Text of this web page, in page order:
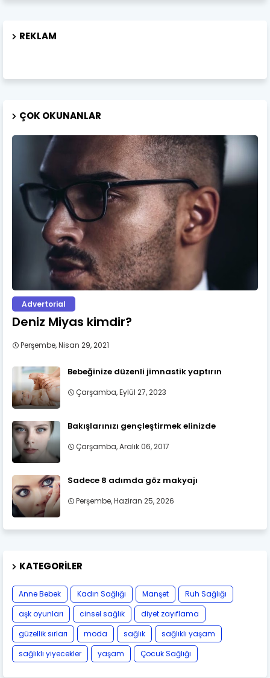
REKLAM
ÇOK OKUNANLAR
Advertorial
Deniz Miyas kimdir?
Perşembe, Nisan 29, 2021
Bebeğinize düzenli jimnastik yaptırın
Çarşamba, Eylül 27, 2023
Bakışlarınızı gençleştirmek elinizde
Çarşamba, Aralık 06, 2017
Sadece 8 adımda göz makyajı
Perşembe, Haziran 25, 2026
KATEGORILER
Anne Bebek Kadın Sağlığı Manşet
Ruh Sağlığı
aşk oyunları
cinsel sağlık
diyet zayıflama
güzellik sırları
moda sağlık
sağlıklı yaşam
sağlıklı yiyecekler
yaşam Çocuk Sağlığı